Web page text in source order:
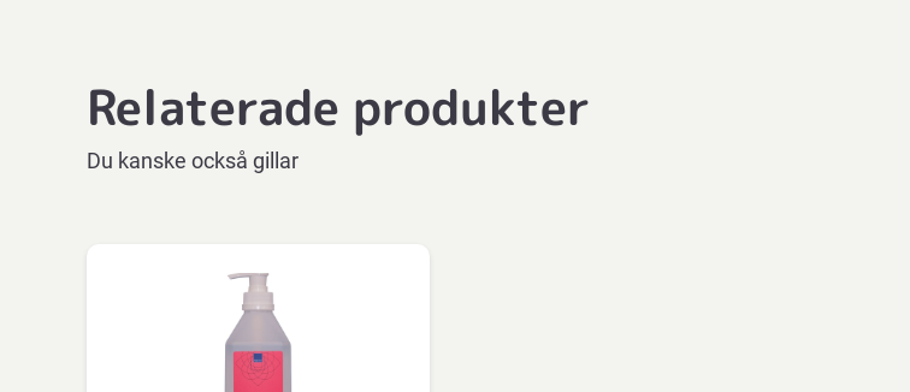
Relaterade produkter
Du kanske också gillar